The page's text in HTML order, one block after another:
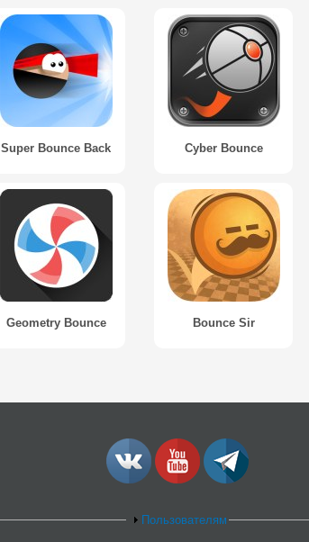
Super Bounce Back Cyber Bounce
Geometry Bounce Bounce Sir
Пользователям